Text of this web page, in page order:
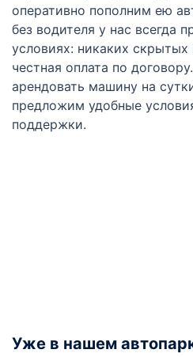
оперативно пополним ею
без водителя у нас всегда
условиях: никаких скрытых
честная оплата по
арендовать машину на
предложим удобные
поддержки.
Уже в нашем